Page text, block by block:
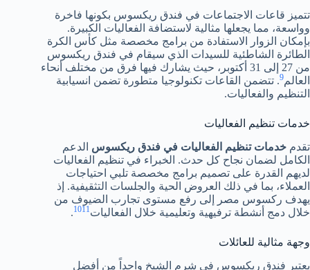
تتميز قاعات الاجتماعات في فندق ريكسوس بكونها فاخرة
وواسعة، مما يجعلها مثالية لاستضافة الفعاليات الكبيرة.
بإمكان الزوار الاستفادة من برامج مخصصة مثل كأس الكرة
الطائرة الشاطئية للسيدات الذي سيقام في فندق ريكسوس
من 27 إلى 31 أكتوبر، حيث يشارك فيها فرق من مختلف أنحاء
العالم9. تتضمن القاعات تكنولوجيا متطورة تضمن انسيابية
التنظيم والفعاليات.
خدمات تنظيم الفعاليات
تقدم خدمات تنظيم الفعاليات في فندق ريكسوس الدعم
الكامل لضمان نجاح كل حدث. الخبراء في تنظيم الفعاليات
لديهم القدرة على تصميم برامج مخصصة تلبي احتياجات
العملاء، بما في ذلك العروض الحية والجلسات التثقيفية. إذ
يهدف ركسوس مصر إلى رفع مستوى تجارب الضيوف من
خلال دمج أنشطة ترفيهية وتعليمية خلال الفعاليات
1011
.
وجهة مثالية للعائلات
يعتبر فندق ريكسوس في شرم الشيخ واحداً من أفضل